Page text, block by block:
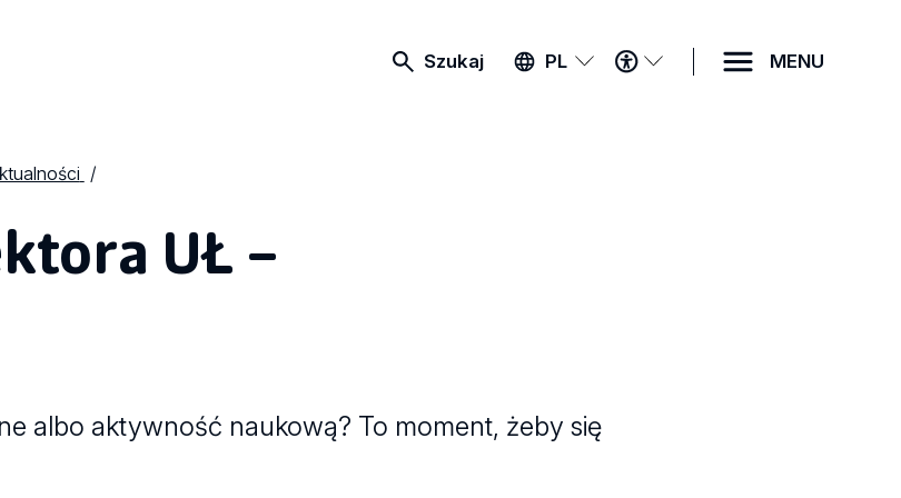
Szukaj PL
MENU
DOSTĘPNOŚCI
MENU
UŁ –
albo aktywność naukową? To moment, żeby się